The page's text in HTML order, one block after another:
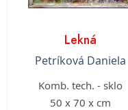
Lekná
Petríková Daniela
Komb. tech. - sklo
50 x 70 x cm